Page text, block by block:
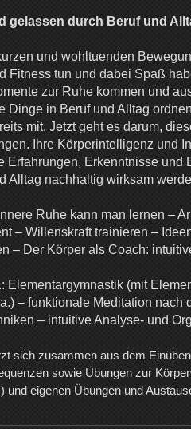
gelassen durch Beruf und
und wohltuenden
Fitness tun und dabei Spaß
zur Ruhe kommen und
Dinge in Beruf und Alltag
mit. Jetzt geht es darum,
Ihre Körperintelligenz und
Erfahrungen, Erkenntnisse und
Alltag nachhaltig wirksam
Ruhe kann man lernen –
– Willenskraft trainieren –
– Der Körper als Coach:
Elementargymnastik (mit
– funktionale Meditation nach
– intuitive Analyse- und
sich zusammen aus dem
sowie Übungen zur
und eigenen Übungen und